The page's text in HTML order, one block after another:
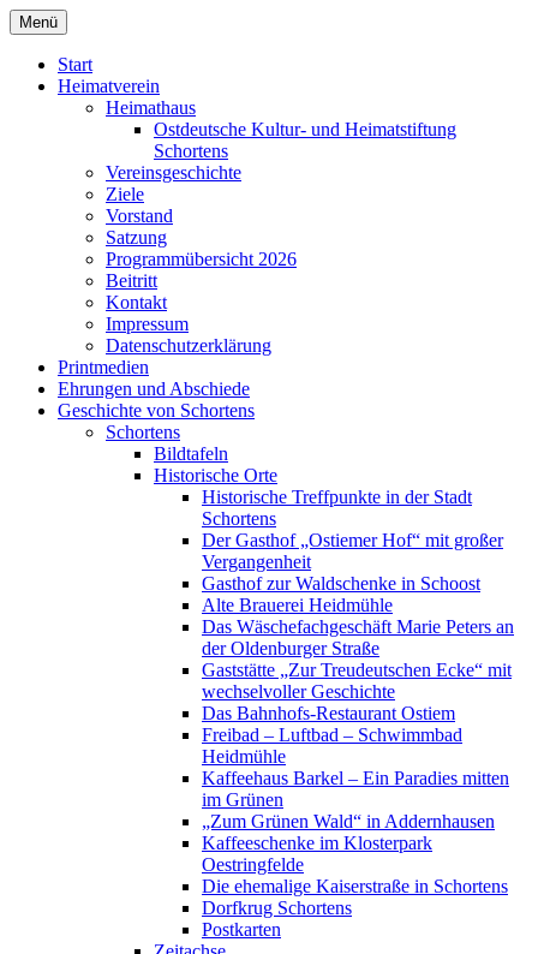
Zum
Inhalt
springen
Heimatverein Schortens von 1929 e. V.
Menü
Start
Heimatverein
Heimathaus
Ostdeutsche Kultur- und Heimatstiftung
Schortens
Vereinsgeschichte
Ziele
Vorstand
Satzung
Programmübersicht 2026
Beitritt
Kontakt
Impressum
Datenschutzerklärung
Printmedien
Ehrungen und Abschiede
Geschichte von Schortens
Schortens
Bildtafeln
Historische Orte
Historische Treffpunkte in der Stadt
Schortens
Der Gasthof „Ostiemer Hof“ mit großer
Vergangenheit
Gasthof zur Waldschenke in Schoost
Alte Brauerei Heidmühle
Das Wäschefachgeschäft Marie Peters an
der Oldenburger Straße
Gaststätte „Zur Treudeutschen Ecke“ mit
wechselvoller Geschichte
Das Bahnhofs-Restaurant Ostiem
Freibad – Luftbad – Schwimmbad
Heidmühle
Kaffeehaus Barkel – Ein Paradies mitten
im Grünen
„Zum Grünen Wald“ in Addernhausen
Kaffeeschenke im Klosterpark
Oestringfelde
Die ehemalige Kaiserstraße in Schortens
Dorfkrug Schortens
Postkarten